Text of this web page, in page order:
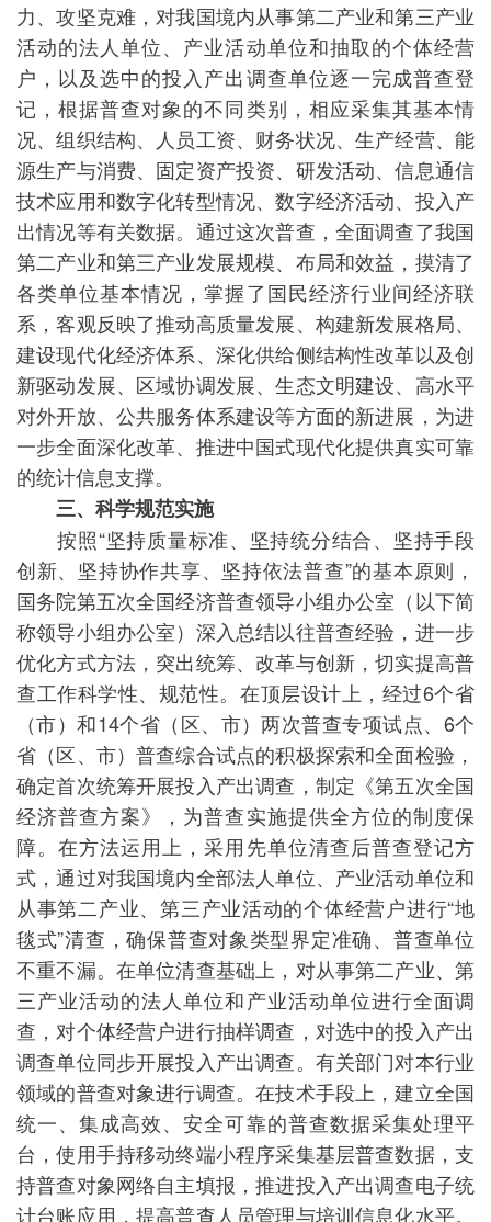
力、攻坚克难，对我国境内从事第二产业和第三产业
活动的法人单位、产业活动单位和抽取的个体经营
户，以及选中的投入产出调查单位逐一完成普查登
记，根据普查对象的不同类别，相应采集其基本情
况、组织结构、人员工资、财务状况、生产经营、能
源生产与消费、固定资产投资、研发活动、信息通信
技术应用和数字化转型情况、数字经济活动、投入产
出情况等有关数据。通过这次普查，全面调查了我国
第二产业和第三产业发展规模、布局和效益，摸清了
各类单位基本情况，掌握了国民经济行业间经济联
系，客观反映了推动高质量发展、构建新发展格局、
建设现代化经济体系、深化供给侧结构性改革以及创
新驱动发展、区域协调发展、生态文明建设、高水平
对外开放、公共服务体系建设等方面的新进展，为进
一步全面深化改革、推进中国式现代化提供真实可靠
的统计信息支撑。
三、科学规范实施
按照“坚持质量标准、坚持统分结合、坚持手段
创新、坚持协作共享、坚持依法普查”的基本原则，
国务院第五次全国经济普查领导小组办公室（以下简
称领导小组办公室）深入总结以往普查经验，进一步
优化方式方法，突出统筹、改革与创新，切实提高普
查工作科学性、规范性。在顶层设计上，经过6个省
（市）和14个省（区、市）两次普查专项试点、6个
省（区、市）普查综合试点的积极探索和全面检验，
确定首次统筹开展投入产出调查，制定《第五次全国
经济普查方案》，为普查实施提供全方位的制度保
障。在方法运用上，采用先单位清查后普查登记方
式，通过对我国境内全部法人单位、产业活动单位和
从事第二产业、第三产业活动的个体经营户进行“地
毯式”清查，确保普查对象类型界定准确、普查单位
不重不漏。在单位清查基础上，对从事第二产业、第
三产业活动的法人单位和产业活动单位进行全面调
查，对个体经营户进行抽样调查，对选中的投入产出
调查单位同步开展投入产出调查。有关部门对本行业
领域的普查对象进行调查。在技术手段上，建立全国
统一、集成高效、安全可靠的普查数据采集处理平
台，使用手持移动终端小程序采集基层普查数据，支
持普查对象网络自主填报，推进投入产出调查电子统
计台账应用，提高普查人员管理与培训信息化水平。